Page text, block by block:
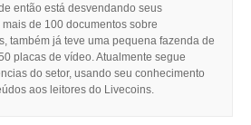
então está desvendando seus
de 100 documentos sobre
também já teve uma pequena fazenda de
placas de vídeo. Atualmente segue
do setor, usando seu conhecimento
aos leitores do Livecoins.